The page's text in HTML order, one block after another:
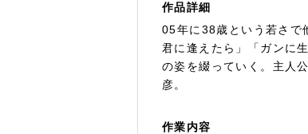
作品詳細
05年に38歳という若さで
君に逢えたら」「ガンに
の姿を綴っていく。主人
彦。
作業内容